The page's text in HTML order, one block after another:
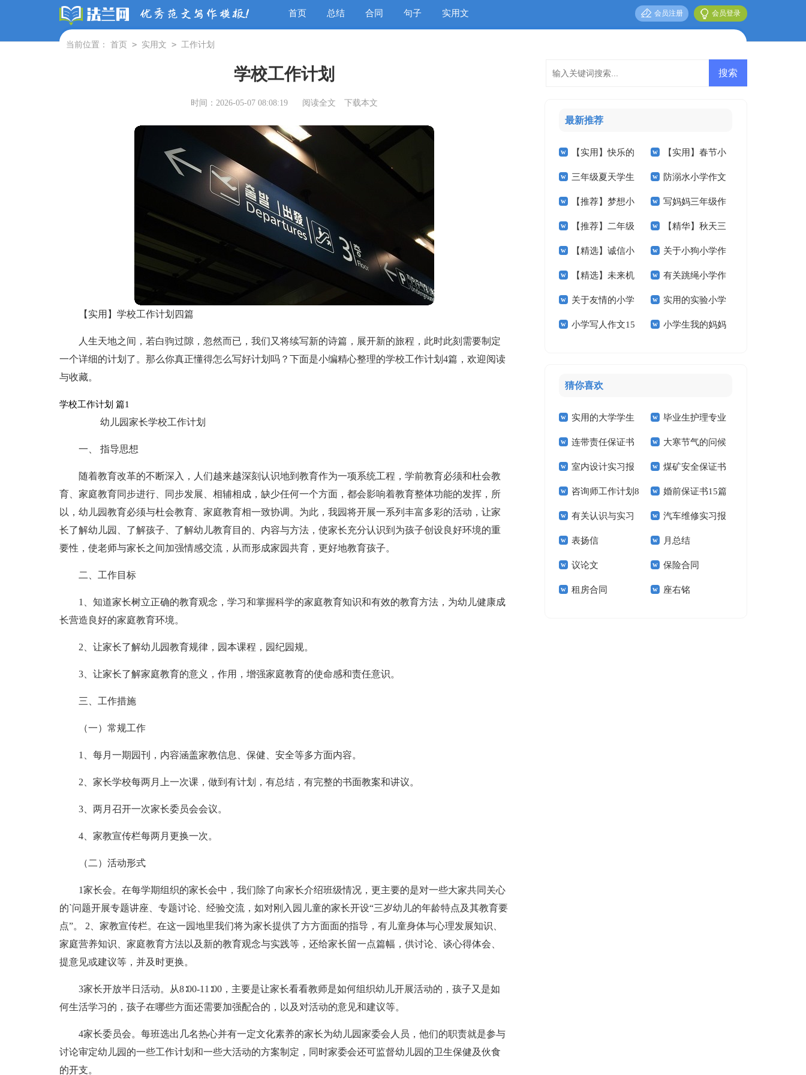
首页 总结 合同 句子 实用文 会员登录
会员注册
当前位置： 首页 > 实用文 > 工作计划
学校工作计划
时间：2026-05-07 08:08:19 阅读全文 下载本文
【实用】学校工作计划四篇
人生天地之间，若白驹过隙，忽然而已，我们又将续写新的诗篇，展开新的旅程，此时此刻需要制定
一个详细的计划了。那么你真正懂得怎么写好计划吗？下面是小编精心整理的学校工作计划4篇，欢迎阅读
与收藏。
学校工作计划 篇1
幼儿园家长学校工作计划
一、 指导思想
随着教育改革的不断深入，人们越来越深刻认识地到教育作为一项系统工程，学前教育必须和杜会教
育、家庭教育同步进行、同步发展、相辅相成，缺少任何一个方面，都会影响着教育整体功能的发挥，所
以，幼儿园教育必须与杜会教育、家庭教育相一致协调。为此，我园将开展一系列丰富多彩的活动，让家
长了解幼儿园、了解孩子、了解幼儿教育目的、内容与方法，使家长充分认识到为孩子创设良好环境的重
要性，使老师与家长之间加强情感交流，从而形成家园共育，更好地教育孩子。
二、工作目标
1、知道家长树立正确的教育观念，学习和掌握科学的家庭教育知识和有效的教育方法，为幼儿健康成
长营造良好的家庭教育环境。
2、让家长了解幼儿园教育规律，园本课程，园纪园规。
3、让家长了解家庭教育的意义，作用，增强家庭教育的使命感和责任意识。
三、工作措施
（一）常规工作
1、每月一期园刊，内容涵盖家教信息、保健、安全等多方面内容。
2、家长学校每两月上一次课，做到有计划，有总结，有完整的书面教案和讲议。
3、两月召开一次家长委员会会议。
4、家教宣传栏每两月更换一次。
（二）活动形式
1家长会。在每学期组织的家长会中，我们除了向家长介绍班级情况，更主要的是对一些大家共同关心
的`问题开展专题讲座、专题讨论、经验交流，如对刚入园儿童的家长开设“三岁幼儿的年龄特点及其教育要
点”。 2、家教宣传栏。在这一园地里我们将为家长提供了方方面面的指导，有儿童身体与心理发展知识、
家庭营养知识、家庭教育方法以及新的教育观念与实践等，还给家长留一点篇幅，供讨论、谈心得体会、
提意见或建议等，并及时更换。
3家长开放半日活动。从8∶00-11∶00，主要是让家长看看教师是如何组织幼儿开展活动的，孩子又是如
何生活学习的，孩子在哪些方面还需要加强配合的，以及对活动的意见和建议等。
4家长委员会。每班选出几名热心并有一定文化素养的家长为幼儿园家委会人员，他们的职责就是参与
讨论审定幼儿园的一些工作计划和一些大活动的方案制定，同时家委会还可监督幼儿园的卫生保健及伙食
的开支。
最新推荐
【实用】快乐的
小学作文300字4篇
【实用】春节小
学作文400字4篇
三年级夏天学生
作文
防溺水小学作文
400字三篇
【推荐】梦想小
学作文300字4篇
写妈妈三年级作
文
【推荐】二年级
的春天作文300字四
篇
【精华】秋天三
年级作文汇编八篇
【精选】诚信小
学作文3篇
关于小狗小学作
文锦集九篇
【精选】未来机
器人小学作文4篇
有关跳绳小学作
文300字10篇
关于友情的小学
作文合集十篇
实用的实验小学
的作文400字四篇
小学写人作文15 小学生我的妈妈
猜你喜欢
实用的大学学生
实习报告范文锦集六
篇
毕业生护理专业
求职信精选15篇
连带责任保证书 大寒节气的问候
祝福语
室内设计实习报
告汇编15篇
煤矿安全保证书
(15篇)
咨询师工作计划8
篇
婚前保证书15篇
有关认识与实习
报告模板集锦十篇
汽车维修实习报
告(汇编15篇)
表扬信 月总结
议论文 保险合同
租房合同 座右铭